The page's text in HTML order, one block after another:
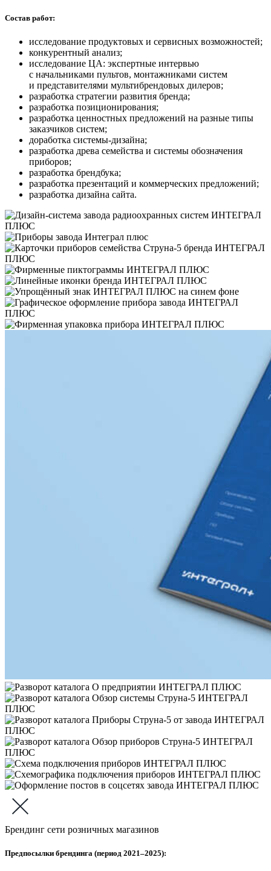
Состав работ:
исследование продуктовых и сервисных возможностей;
конкурентный анализ;
исследование ЦА: экспертные интервью
с начальниками пультов, монтажниками систем
и представителями мультибрендовых дилеров;
разработка стратегии развития бренда;
разработка позиционирования;
разработка ценностных предложений на разные типы
заказчиков систем;
доработка системы-дизайна;
разработка древа семейства и системы обозначения
приборов;
разработка брендбука;
разработка презентаций и коммерческих предложений;
разработка дизайна сайта.
Брендинг сети розничных магазинов
Предпосылки брендинга (период 2021–2025):